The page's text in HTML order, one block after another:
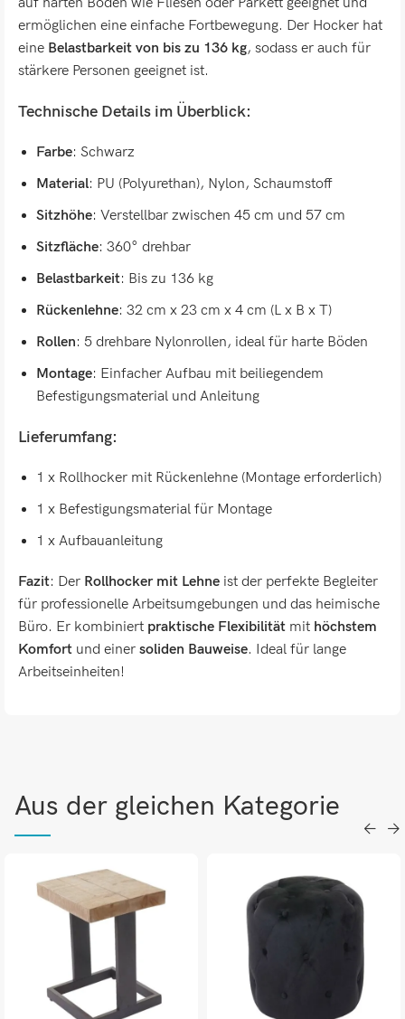
ermöglichen eine einfache Fortbewegung. Der Hocker hat
eine Belastbarkeit von bis zu 136 kg, sodass er auch für
stärkere Personen geeignet ist.
Technische Details im Überblick:
Farbe: Schwarz
Material: PU (Polyurethan), Nylon, Schaumstoff
Sitzhöhe: Verstellbar zwischen 45 cm und 57 cm
Sitzfläche: 360° drehbar
Belastbarkeit: Bis zu 136 kg
Rückenlehne: 32 cm x 23 cm x 4 cm (L x B x T)
Rollen: 5 drehbare Nylonrollen, ideal für harte Böden
Montage: Einfacher Aufbau mit beiliegendem
Befestigungsmaterial und Anleitung
Lieferumfang:
1 x Rollhocker mit Rückenlehne (Montage erforderlich)
1 x Befestigungsmaterial für Montage
1 x Aufbauanleitung
Fazit: Der Rollhocker mit Lehne ist der perfekte Begleiter
für professionelle Arbeitsumgebungen und das heimische
Büro. Er kombiniert praktische Flexibilität mit höchstem
Komfort und einer soliden Bauweise. Ideal für lange
Arbeitseinheiten!
Aus der gleichen Kategorie